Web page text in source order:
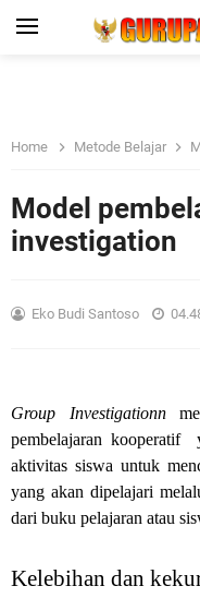
Home Metode Belajar
Model
investigation
Eko Budi Santoso
Group Investigationn
pembelajaran kooperatif
aktivitas siswa untuk
yang akan dipelajari
dari buku pelajaran atau
Kelebihan dan